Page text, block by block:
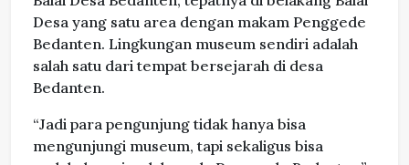
Desa yang satu area dengan makam Penggede
Bedanten. Lingkungan museum sendiri adalah
salah satu dari tempat bersejarah di desa
Bedanten.
“Jadi para pengunjung tidak hanya bisa
mengunjungi museum, tapi sekaligus bisa